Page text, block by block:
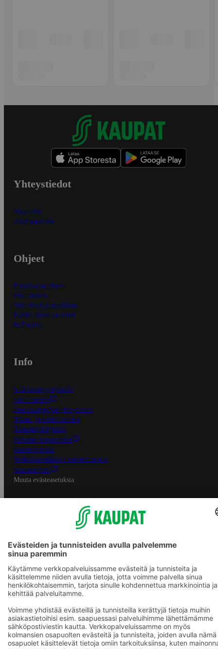
Yhteystiedot
Myymälät
Asiakaspalvelu
Ohjeet
Ensitilaajan ohjeet
Näin maksat
Näin tilaat ja muokkaat
Kaikki ohjeet ja vinkit
In English
Info
S-Business yrityksille
Oiva-raportit
Osuuskauppojen yhteystiedot
Tilaus- ja toimitusehdot
Tietosuojakäytäntö
Palvelun käyttöehdot
Saavutettavuus
Mobiilisovelluksen saavutettavuus
Mainostajalle
Muuta evästeasetuksia
S-ryhmän palvelut
S-ryhmä
Asiakasomistajuus
Yhteishyvä Ruoka -sovellus
S-ostoslista -sovellus
Prisma.fi
Sokos.fi
S-Pankki
Yhteishyvä
Sokos Hotels
Raflaamo